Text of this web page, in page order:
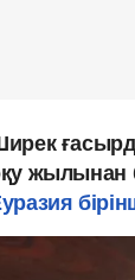
жылынан